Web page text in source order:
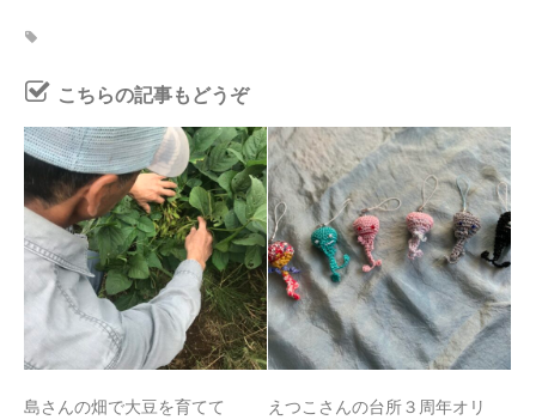
こちらの記事もどうぞ
島さんの畑で大豆を育てて
えつこさんの台所３周年オリ